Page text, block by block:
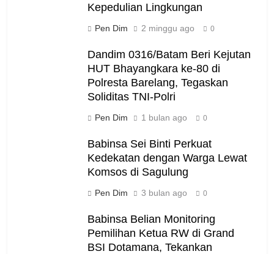
Kepedulian Lingkungan
Pen Dim 2 minggu ago 0
Dandim 0316/Batam Beri Kejutan
HUT Bhayangkara ke-80 di
Polresta Barelang, Tegaskan
Soliditas TNI-Polri
Pen Dim 1 bulan ago 0
Babinsa Sei Binti Perkuat
Kedekatan dengan Warga Lewat
Komsos di Sagulung
Pen Dim 3 bulan ago 0
Babinsa Belian Monitoring
Pemilihan Ketua RW di Grand
BSI Dotamana, Tekankan